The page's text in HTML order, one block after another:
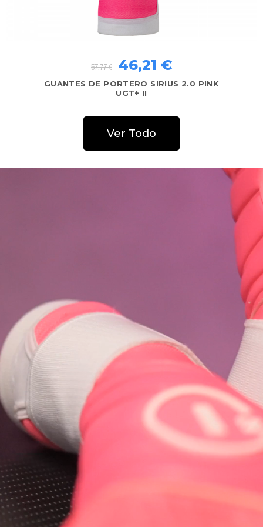
GUANTES DE PORTERO SIRIUS 2.0
NEON UGT+ II
57,77 € 46,21 €
Ver Todo